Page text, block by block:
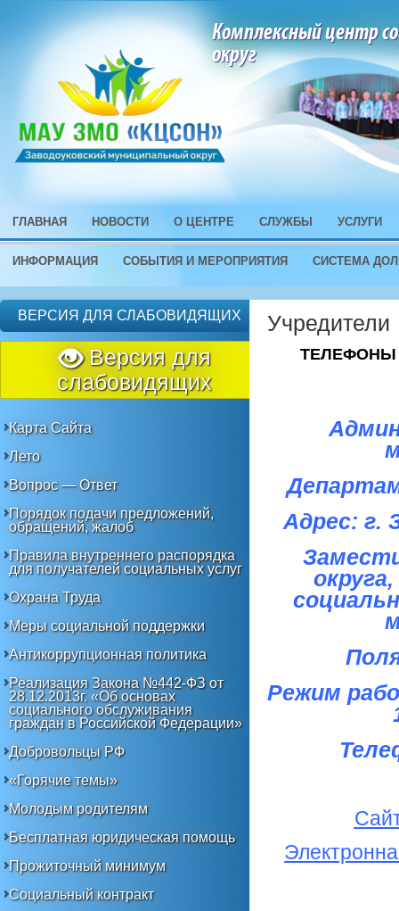
Комплексный центр
округ
ГЛАВНАЯ НОВОСТИ О ЦЕНТРЕ СЛУЖБЫ УСЛУГИ
ИНФОРМАЦИЯ СОБЫТИЯ И МЕРОПРИЯТИЯ СИСТЕМА
Учредители
ТЕЛЕФОНЫ
Адрес: г.
Режим
ВЕРСИЯ ДЛЯ СЛАБОВИДЯЩИХ
Версия для
слабовидящих
Карта Сайта
Лето
Вопрос — Ответ
Порядок подачи предложений,
обращений, жалоб
Правила внутреннего распорядка
для получателей социальных услуг
Охрана Труда
Меры социальной поддержки
Антикоррупционная политика
Реализация Закона №442-ФЗ от
28.12.2013г. «Об основах
социального обслуживания
граждан в Российской Федерации»
Добровольцы РФ
«Горячие темы»
Молодым родителям
Бесплатная юридическая помощь
Прожиточный минимум
Социальный контракт